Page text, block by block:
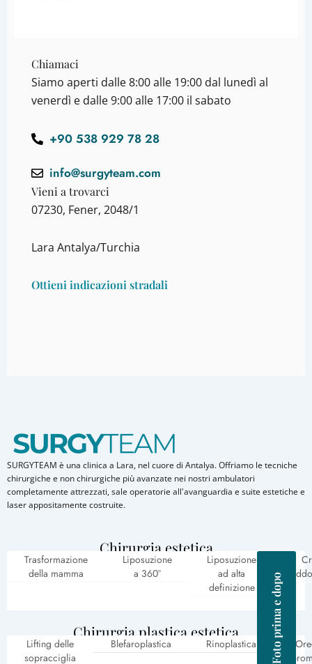
Chiamaci
Siamo aperti dalle 8:00 alle 19:00 dal lunedì al
venerdì e dalle 9:00 alle 17:00 il sabato
+90 538 929 78 28
info@surgyteam.com
Vieni a trovarci
07230, Fener, 2048/1
Lara Antalya/Turchia
Ottieni indicazioni stradali
SURGYTEAM è una clinica a Lara, nel cuore di Antalya. Offriamo le tecniche
chirurgiche e non chirurgiche più avanzate nei nostri ambulatori
completamente attrezzati, sale operatorie all'avanguardia e suite estetiche e
laser appositamente costruite.
Chirurgia estetica
Trasformazione
della mamma
Liposuzione
a 360°
Liposuzione
ad alta
definizione
Chirurgia plastica estetica
Lifting delle
sopracciglia
Blefaroplastica Rinoplastica Foto prima e dopo